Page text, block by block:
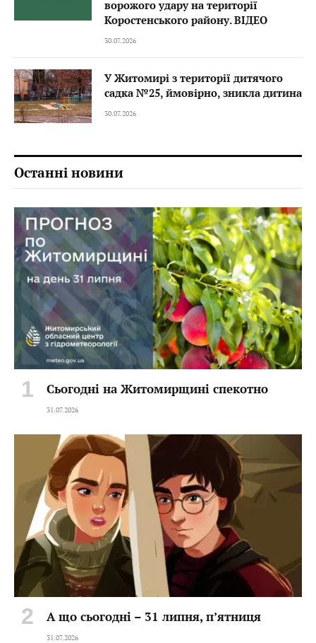
ворожого удару на території
Коростенського району. ВІДЕО
30.07.2026
У Житомирі з території дитячого
садка №25, ймовірно, зникла дитина
30.07.2026
Останні новини
Сьогодні на Житомирщині спекотно
31.07.2026
А що сьогодні – 31 липня, пʼятниця
31.07.2026